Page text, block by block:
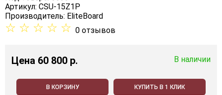
Артикул: CSU-15Z1P
Производитель: EliteBoard
☆ ☆ ☆ ☆ ☆ 0 отзывов
Цена 60 800 p. В наличии
В КОРЗИНУ КУПИТЬ В 1 КЛИК